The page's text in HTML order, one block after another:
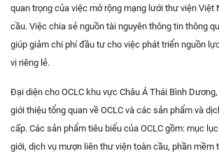
quan trọng của việc mở rộng mạng lưới thư viện Việt
cầu. Việc chia sẻ nguồn tài nguyên thông tin thông
giúp giảm chi phí đầu tư cho việc phát triển nguồn
vị riêng lẻ.
Đại diện cho OCLC khu vực Châu Á Thái Bình
giới thiệu tổng quan về OCLC và các sản phẩm và
cấp. Các sản phẩm tiêu biểu của OCLC gồm: mục
giới, dịch vụ mượn liên thư viện toàn cầu, phần mềm